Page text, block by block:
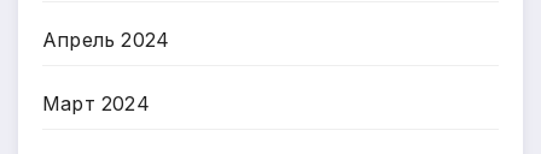
Апрель 2024
Март 2024